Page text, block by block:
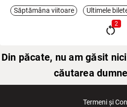
Săptămâna viitoare Ultimele
restart_alt
2
Din păcate, nu am găsit
căutarea
Termeni și